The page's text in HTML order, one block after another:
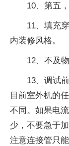
10、第五
11、填充
内装修风格。
12、不及
13、调试
目前室外机的
不同。如果电
少，不要急于
注意连接管只